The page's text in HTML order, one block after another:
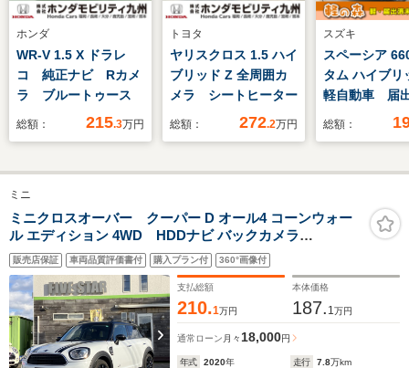
ホンダ
WR-V 1.5 X ドラレ
コ 純正ナビ Rカメ
ラ ブルートゥース
総額： 215.3万円
トヨタ
ヤリスクロス 1.5 ハイ
ブリッド Z 全周囲カ
メラ シートヒーター
総額： 272.2万円
スズキ
スペーシア
タム ハイブリ
軽自動車 届
用車 衝突被
ダプティブク
ーター オッ
両側電動スラ
ルフラットシ
総額：
ミニ
ミニクロスオーバー クーパー D オール4 コーンウォー
ル エディション 4WD HDDナビ バックカメラ
Bluetooth ETC ドライブレコーダー 電動リアゲート
販売店保証 車両品質評価書付 購入プラン付 360°画像付
支払総額
210.1万円
本体価格
187. 1万円
通常ローン 月々 18,000円
年式 2020年 走行 7.8万km